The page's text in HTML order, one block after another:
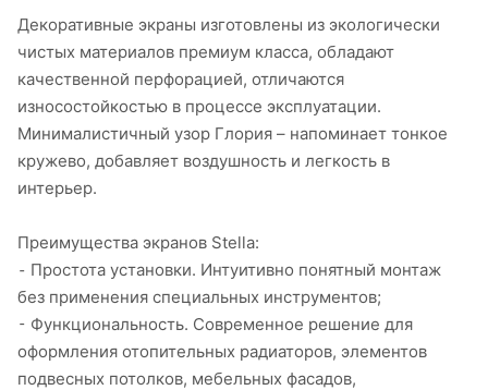
Декоративные экраны изготовлены из экологически
чистых материалов премиум класса, обладают
качественной перфорацией, отличаются
износостойкостью в процессе эксплуатации.
Минималистичный узор Глория – напоминает тонкое
кружево, добавляет воздушность и легкость в
интерьер.
Преимущества экранов Stella:
⁃ Простота установки. Интуитивно понятный монтаж
без применения специальных инструментов;
⁃ Функциональность. Современное решение для
оформления отопительных радиаторов, элементов
подвесных потолков, мебельных фасадов,